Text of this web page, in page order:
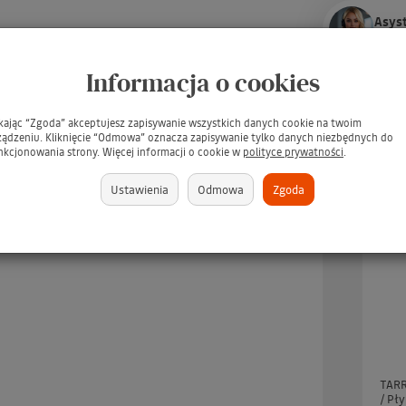
Obserwuj
/
Informacja o cookies
“Zgoda” akceptujesz zapisywanie wszystkich danych cookie na twoim
Kliknięcie “Odmowa” oznacza zapisywanie tylko danych niezbędnych do
strony. Więcej informacji o cookie w polityce prywatności.
Ustawienia Odmowa Zgoda